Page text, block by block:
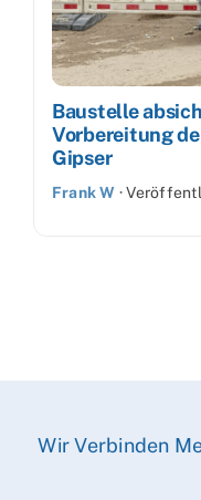
Baustelle
Vorbereitung
Gipser
Frank W ·
Wir Verbinden